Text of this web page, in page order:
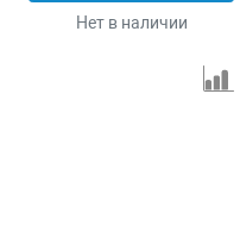
Нет в наличии